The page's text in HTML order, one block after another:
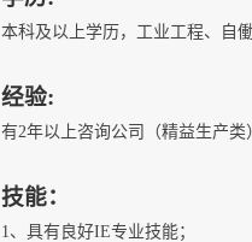
本科及以上学历，工业工程、自
经验:
有2年以上咨询公司（精益生产
技能：
1、具有良好IE专业技能；